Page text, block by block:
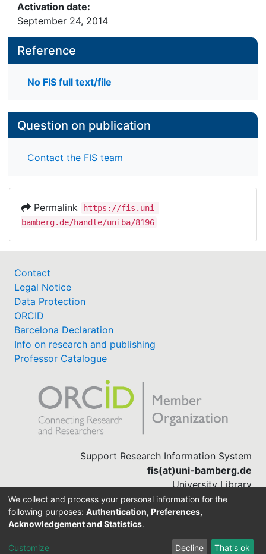
Activation date:
September 24, 2014
Reference
No FIS full text/file
Question on publication
Contact the FIS team
Permalink
https://fis.uni-
bamberg.de/handle/uniba/8196
Contact
Legal Notice
Data Protection
ORCID
Barcelona Declaration
Info on research and publishing
Professor Catalogue
Support Research Information System
fis(at)uni-bamberg.de
University Library
(0951) 863-1568
DSpace-CRIS software
We collect and process your personal information for the
following purposes: Authentication, Preferences,
Acknowledgement and Statistics.
Customize Decline That's ok